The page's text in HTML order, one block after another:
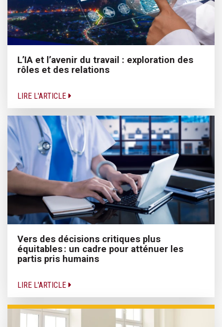
L’IA et l’avenir du travail : exploration des
rôles et des relations
LIRE L'ARTICLE
Vers des décisions critiques plus
équitables : un cadre pour atténuer les
partis pris humains
LIRE L'ARTICLE